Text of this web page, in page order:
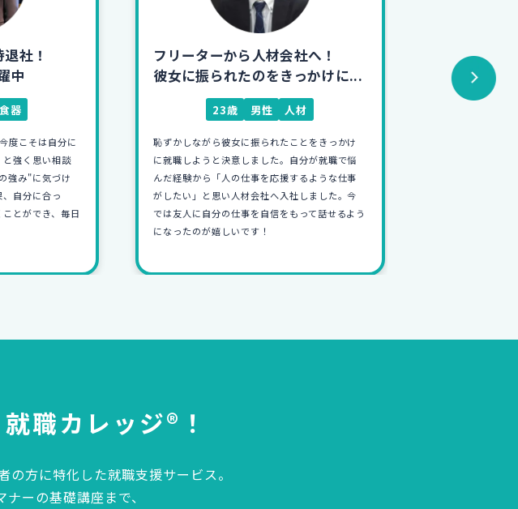
へ！
かけに...
人材
とをきっかけ
分が就職で悩
るような仕事
しました。今
って話せるよう
フリーターから住宅のCAD設計!
初めての仕事に日々奮闘中
26歳 男性 住宅
学生時代、就活をしなかったので就職講座や面
接で自分に合った仕事が見つけやすいそうと思
い就職カレッジに相談しました。
未経験からの入社は覚えることも多いですが、
イチから家の設計に携わりそれ形が残るのこと
が何よりも楽しいです！
4浪・フリ
得意を活
就職カレッジ®！
方に特化した就職支援サービス。
ーの基礎講座まで、